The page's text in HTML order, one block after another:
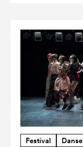
Festival Danse